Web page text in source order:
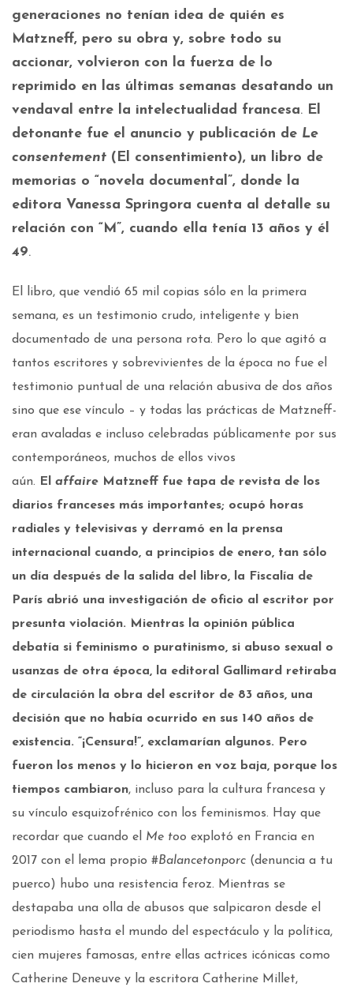
generaciones no tenían idea de quién es
Matzneff, pero su obra y, sobre todo su
accionar, volvieron con la fuerza de lo
reprimido en las últimas semanas desatando un
vendaval entre la intelectualidad francesa. El
detonante fue el anuncio y publicación de Le
consentement (El consentimiento), un libro de
memorias o “novela documental”, donde la
editora Vanessa Springora cuenta al detalle su
relación con “M”, cuando ella tenía 13 años y él
49.
El libro, que vendió 65 mil copias sólo en la primera
semana, es un testimonio crudo, inteligente y bien
documentado de una persona rota. Pero lo que agitó a
tantos escritores y sobrevivientes de la época no fue el
testimonio puntual de una relación abusiva de dos años
sino que ese vínculo – y todas las prácticas de Matzneff-
eran avaladas e incluso celebradas públicamente por sus
contemporáneos, muchos de ellos vivos
aún.
El affaire Matzneff fue tapa de revista de los
diarios franceses más importantes; ocupó horas
radiales y televisivas y derramó en la prensa
internacional cuando, a principios de enero, tan sólo
un día después de la salida del libro, la Fiscalía de
París abrió una investigación de oficio al escritor por
presunta violación. Mientras la opinión pública
debatía si feminismo o puratinismo, si abuso sexual o
usanzas de otra época, la editoral Gallimard retiraba
de circulación la obra del escritor de 83 años, una
decisión que no había ocurrido en sus 140 años de
existencia. “¡Censura!”, exclamarían algunos. Pero
fueron los menos y lo hicieron en voz baja, porque los
tiempos cambiaron, incluso para la cultura francesa y
su vínculo esquizofrénico con los feminismos. Hay que
recordar que cuando el Me too explotó en Francia en
2017 con el lema propio #Balancetonporc (denuncia a tu
puerco) hubo una resistencia feroz. Mientras se
destapaba una olla de abusos que salpicaron desde el
periodismo hasta el mundo del espectáculo y la política,
cien mujeres famosas, entre ellas actrices icónicas como
Catherine Deneuve y la escritora Catherine Millet,